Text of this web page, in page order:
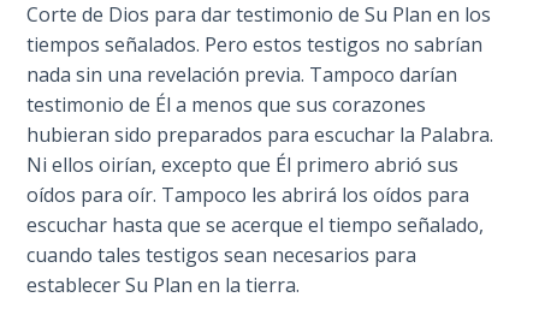
Haggai:
Prophet
of the
Greater
Temple
Malachi:
God's
Messenger
Corte de Dios para dar testimonio de Su Plan en los
tiempos señalados. Pero estos testigos no sabrían
nada sin una revelación previa. Tampoco darían
testimonio de Él a menos que sus corazones
hubieran sido preparados para escuchar la Palabra.
Ni ellos oirían, excepto que Él primero abrió sus
oídos para oír. Tampoco les abrirá los oídos para
escuchar hasta que se acerque el tiempo señalado,
cuando tales testigos sean necesarios para
establecer Su Plan en la tierra.